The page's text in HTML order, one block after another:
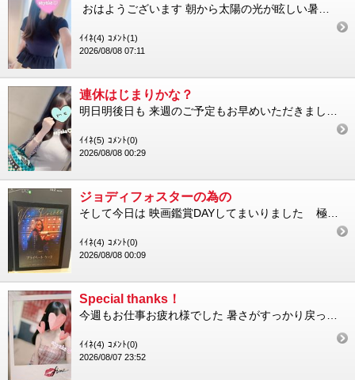
ｲｲﾈ(4) ｺﾒﾝﾄ(1)
2026/08/08 07:11
連休はじまりかな？
ｲｲﾈ(5) ｺﾒﾝﾄ(0)
2026/08/08 00:29
ジョディフォスターの為の
ｲｲﾈ(4) ｺﾒﾝﾄ(0)
2026/08/08 00:09
Special thanks！
ｲｲﾈ(4) ｺﾒﾝﾄ(0)
2026/08/07 23:52